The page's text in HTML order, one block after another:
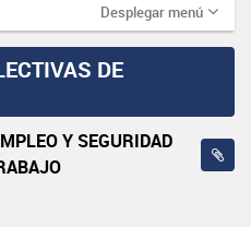
Desplegar menú
DE
Y SEGURIDAD